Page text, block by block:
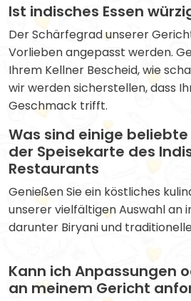
Ist indisches Essen
Der Schärfegrad unserer
Vorlieben angepasst werden.
Ihrem Kellner Bescheid, wie
wir werden sicherstellen, dass
Geschmack trifft.
Was sind einige
der Speisekarte des
Restaurants
Genießen Sie ein köstliches
unserer vielfältigen Auswahl an
darunter Biryani und
Kann ich Anpassungen
an meinem Gericht